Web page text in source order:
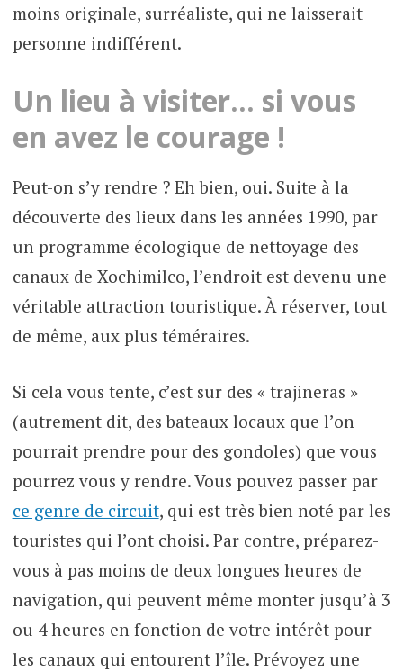
moins originale, surréaliste, qui ne laisserait
personne indifférent.
Un lieu à visiter… si vous
en avez le courage !
Peut-on s’y rendre ? Eh bien, oui. Suite à la
découverte des lieux dans les années 1990, par
un programme écologique de nettoyage des
canaux de Xochimilco, l’endroit est devenu une
véritable attraction touristique. À réserver, tout
de même, aux plus téméraires.
Si cela vous tente, c’est sur des « trajineras »
(autrement dit, des bateaux locaux que l’on
pourrait prendre pour des gondoles) que vous
pourrez vous y rendre. Vous pouvez passer par
ce genre de circuit, qui est très bien noté par les
touristes qui l’ont choisi. Par contre, préparez-
vous à pas moins de deux longues heures de
navigation, qui peuvent même monter jusqu’à 3
ou 4 heures en fonction de votre intérêt pour
les canaux qui entourent l’île. Prévoyez une